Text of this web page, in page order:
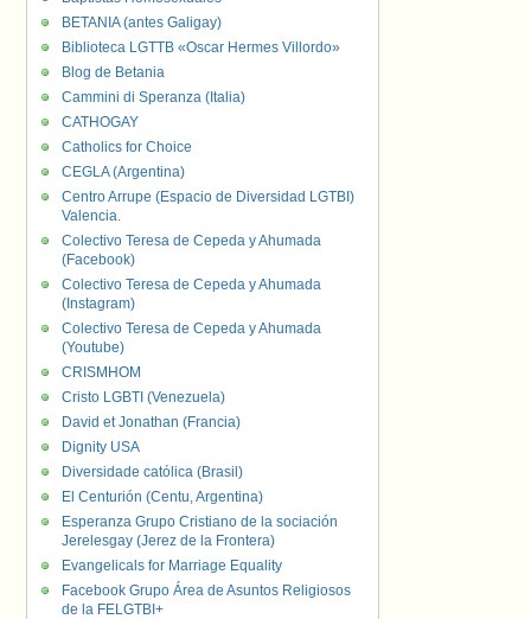
BETANIA (antes Galigay)
Biblioteca LGTTB «Oscar Hermes Villordo»
Blog de Betania
Cammini di Speranza (Italia)
CATHOGAY
Catholics for Choice
CEGLA (Argentina)
Centro Arrupe (Espacio de Diversidad LGTBI)
Valencia.
Colectivo Teresa de Cepeda y Ahumada
(Facebook)
Colectivo Teresa de Cepeda y Ahumada
(Instagram)
Colectivo Teresa de Cepeda y Ahumada
(Youtube)
CRISMHOM
Cristo LGBTI (Venezuela)
David et Jonathan (Francia)
Dignity USA
Diversidade católica (Brasil)
El Centurión (Centu, Argentina)
Esperanza Grupo Cristiano de la sociación
Jerelesgay (Jerez de la Frontera)
Evangelicals for Marriage Equality
Facebook Grupo Área de Asuntos Religiosos
de la FELGTBI+